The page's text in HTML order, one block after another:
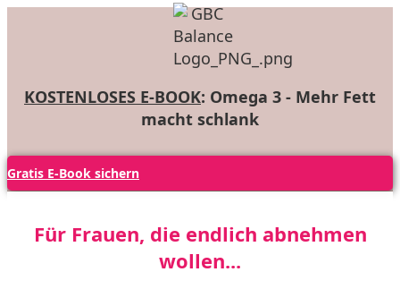
KOSTENLOSES E-BOOK: Omega 3 - Mehr Fett
macht schlank
Gratis E-Book sichern
Für Frauen, die endlich abnehmen
wollen...